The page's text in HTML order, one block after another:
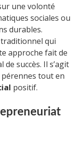
une volonté
sociales ou
durables.
qui
approche fait de
succès. Il s’agit
tout en
positif.